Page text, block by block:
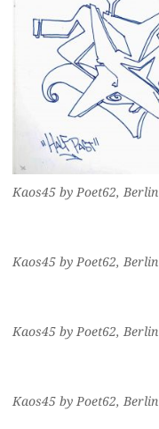
Kaos45 by Poet62, Berlin
Kaos45 by Poet62, Berlin
Kaos45 by Poet62, Berlin
Kaos45 by Poet62, Berlin